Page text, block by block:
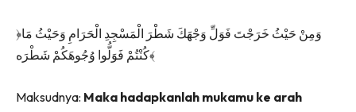
﴿وَمِنْ حَيْثُ خَرَجْتَ فَوَلِّ وَجْهَكَ شَطْرَ الْمَسْجِدِ الْحَرَامِ وَحَيْثُ مَا
كُنْتُمْ فَوَلُّوا وُجُوهَكُمْ شَطْرَه﴾
Maksudnya: Maka hadapkanlah mukamu ke arah